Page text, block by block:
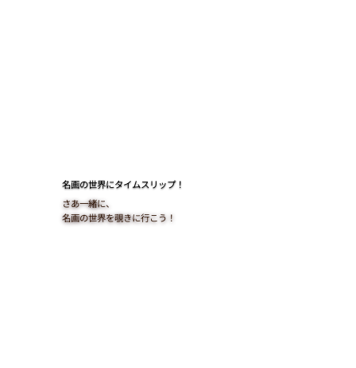
​名画の世界にタイムスリップ！
さあ一緒に、
名画の世界を覗きに行こう！​